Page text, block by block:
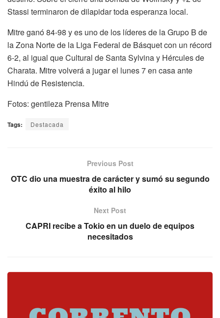
Stassi terminaron de dilapidar toda esperanza local.
Mitre ganó 84-98 y es uno de los líderes de la Grupo B de
la Zona Norte de la Liga Federal de Básquet con un récord
6-2, al igual que Cultural de Santa Sylvina y Hércules de
Charata. Mitre volverá a jugar el lunes 7 en casa ante
Hindú de Resistencia.
Fotos: gentileza Prensa Mitre
Tags: Destacada
Previous Post
OTC dio una muestra de carácter y sumó su segundo
éxito al hilo
Next Post
CAPRI recibe a Tokio en un duelo de equipos
necesitados